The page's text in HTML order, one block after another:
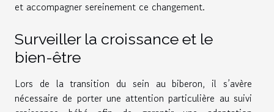
et accompagner sereinement ce changement.
Surveiller la croissance et le
bien-être
Lors de la transition du sein au biberon, il s’avère
nécessaire de porter une attention particulière au suivi